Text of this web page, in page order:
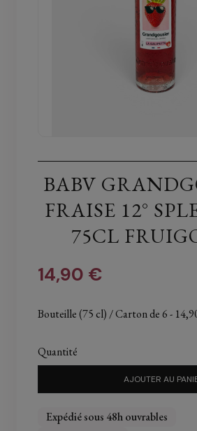
BABV
FRAISE 12°
75CL
14,90 €
Bouteille (75 cl) / Carton de 6-
Quantité
AJOUTER AU
Expédié sous 48h ouvrables